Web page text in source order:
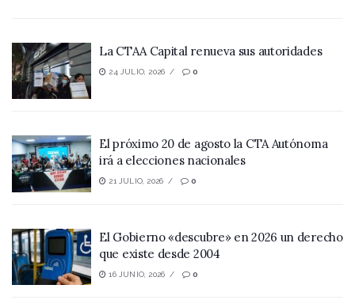
La CTAA Capital renueva sus autoridades
24 JULIO, 2026 0
El próximo 20 de agosto la CTA Autónoma
irá a elecciones nacionales
21 JULIO, 2026 0
El Gobierno «descubre» en 2026 un derecho
que existe desde 2004
16 JUNIO, 2026 0